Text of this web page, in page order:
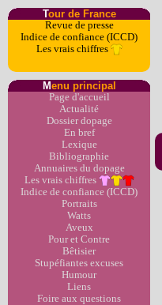
Tour de France
Revue de presse
Indice de confiance (ICCD)
Les vrais chiffres
Menu principal
Page d'accueil
Actualité
Dossier dopage
En bref
Lexique
Bibliographie
Annuaires du dopage
Les vrais chiffres
Indice de confiance (ICCD)
Portraits
Watts
Aveux
Pour et Contre
Bêtisier
Stupéfiantes excuses
Humour
Liens
Foire aux questions